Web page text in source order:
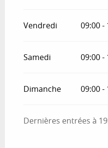
Vendredi 09:00 -
Samedi 09:00 -
Dimanche 09:00 -
Dernières entrées à